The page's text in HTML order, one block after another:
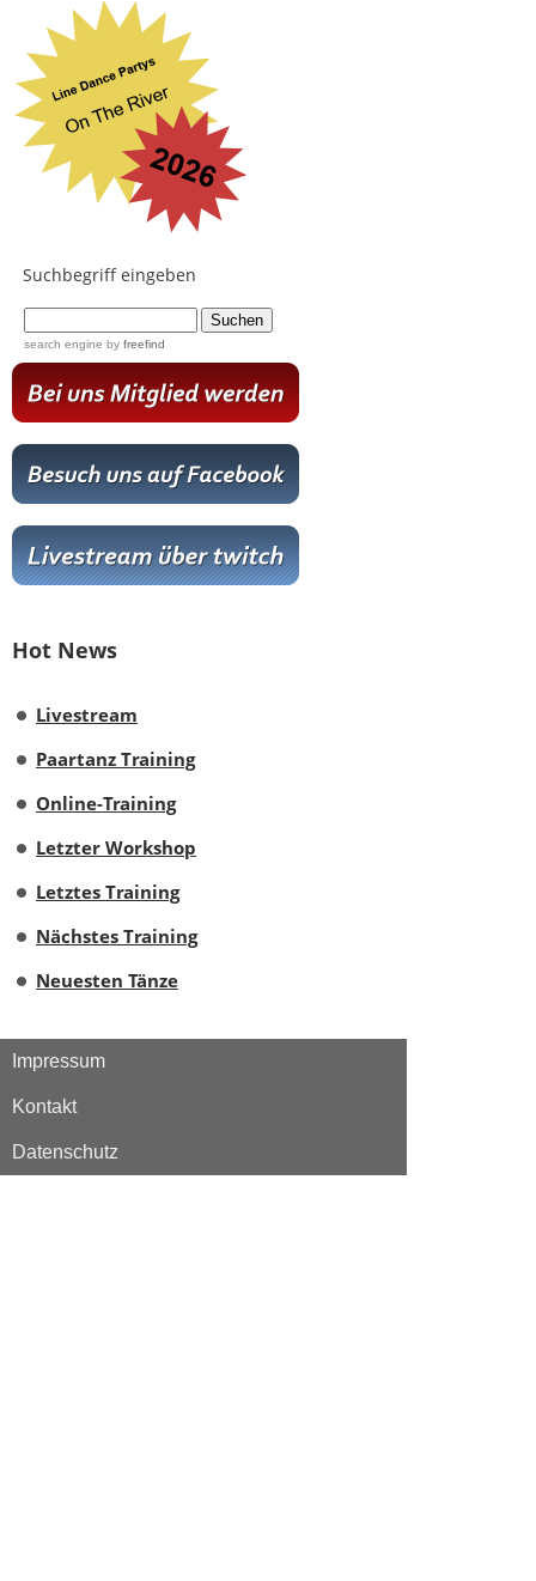
Suchbegriff eingeben
search engine by freefind
Hot News
Livestream
Paartanz Training
Online-Training
Letzter Workshop
Letztes Training
Nächstes Training
Neuesten Tänze
Impressum
Kontakt
Datenschutz